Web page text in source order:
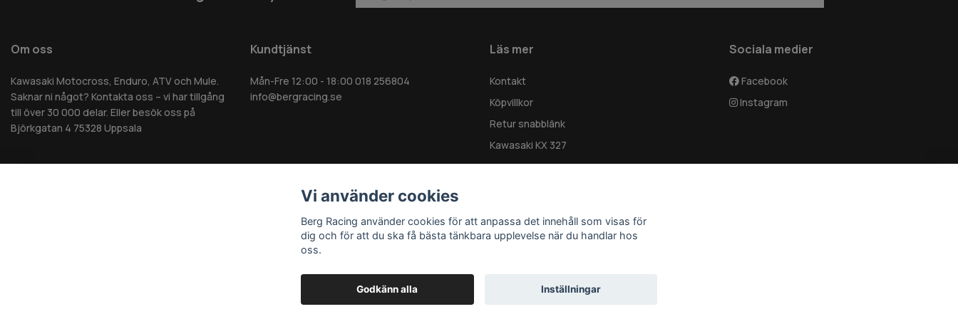
Om oss
Kawasaki Motocross, Enduro, ATV och Mule.
Saknar ni något? Kontakta oss – vi har tillgång
till över 30 000 delar. Eller besök oss på
Björkgatan 4 75328 Uppsala
Kundtjänst
Mån-Fre 12:00 - 18:00 018 256804
info@bergracing.se
Läs mer
Kontakt
Köpvillkor
Retur snabblänk
Kawasaki KX 327
Sociala medier
Facebook
Instagram
Vi använder cookies
Berg Racing använder cookies för att anpassa det innehåll som visas för
dig och för att du ska få bästa tänkbara upplevelse när du handlar hos
oss.
Godkänn alla Inställningar